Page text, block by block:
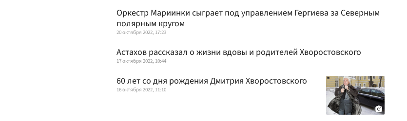
Оркестр Мариинки сыграет под управлением Гергиева за Северным
полярным кругом
20 октября 2022, 17:23
Астахов рассказал о жизни вдовы и родителей Хворостовского
17 октября 2022, 10:44
60 лет со дня рождения Дмитрия Хворостовского
16 октября 2022, 11:10